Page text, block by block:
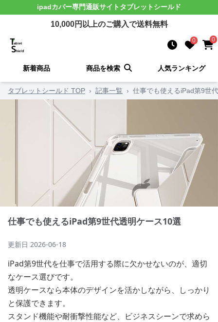
ipadカバー専門通販サイト タブレットシールド
10,000円以上のご購入で送料無料
0 0
新着商品 商品を検索 人気ランキング
タブレットシールド TOP › 記事一覧 › 仕事でも使えるiPad第9世
仕事でも使えるiPad第9世代透明ケース10選
更新日 2026-06-18
iPad第9世代を仕事で活用する際に欠かせないのが、適切
なケース選びです。
透明ケースなら本体のデザインを活かしながら、しっかり
と保護できます。
スタンド機能や耐衝撃性能など、ビジネスシーンで求めら